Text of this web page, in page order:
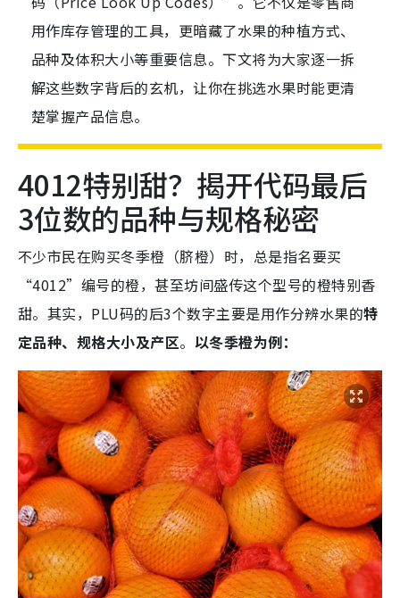
用作库存管理的工具，更暗藏了水果的种植方式、
品种及体积大小等重要信息。下文将为大家逐一拆
解这些数字背后的玄机，让你在挑选水果时能更清
楚掌握产品信息。
4012特别甜？揭开代码最后
3位数的品种与规格秘密
不少市民在购买冬季橙（脐橙）时，总是指名要买
“4012”编号的橙，甚至坊间盛传这个型号的橙特别香
甜。其实，PLU码的后3个数字主要是用作分辨水果的特
定品种、规格大小及产区。 以冬季橙为例：